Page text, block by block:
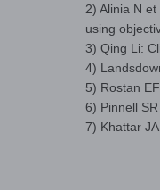
2) Alinia N
using
3) Qing Li:
4)
5) Rostan
6) Pinnell
7) Khattar